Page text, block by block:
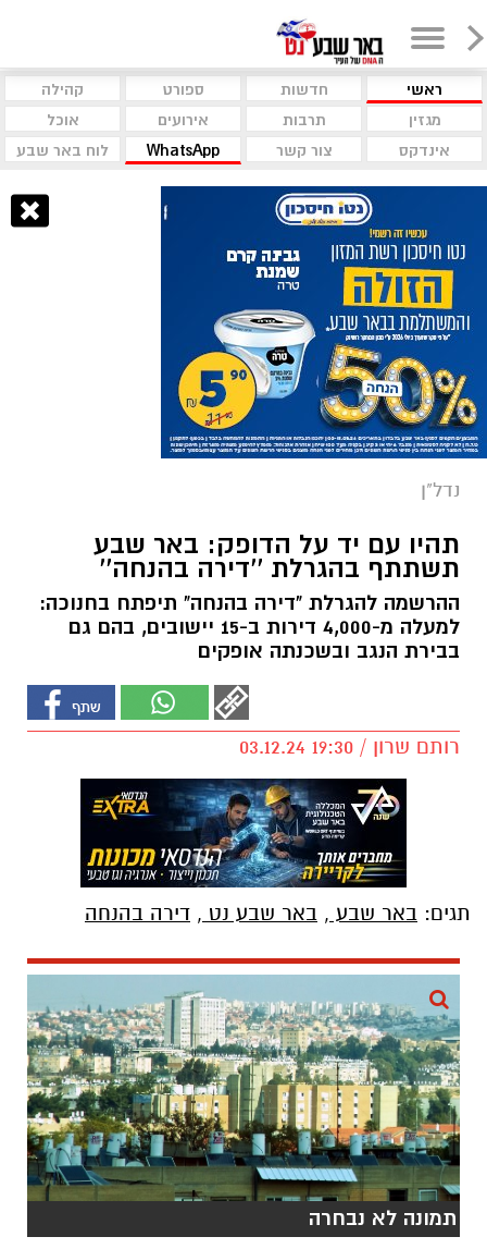
ראשי חדשות ספורט
קהילה
מגזין
תרבות אירועים
אוכל
אינדקס
צור קשר WhatsApp לוח באר שבע
נדל"ן
תהיו עם יד על הדופק: באר שבע
תשתתף בהגרלת ''דירה בהנחה''
ההרשמה להגרלת "דירה בהנחה" תיפתח בחנוכה:
למעלה מ-4,000 דירות ב-15 יישובים, בהם גם
בבירת הנגב ובשכנתה אופקים
רותם שרון / 19:30 03.12.24
תגים: באר שבע , באר שבע נט , דירה בהנחה
תמונה לא נבחרה